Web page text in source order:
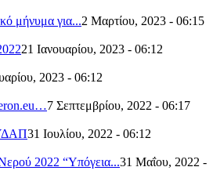
μήνυμα για...2 Μαρτίου, 2023 - 06:15
21 Ιανουαρίου, 2023 - 06:12
2023 - 06:12
7 Σεπτεμβρίου, 2022 - 06:17
31 Ιουλίου, 2022 - 06:12
2022 “Υπόγεια...31 Μαΐου, 2022 -